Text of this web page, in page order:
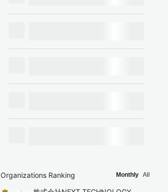
Organizations Ranking Monthly All